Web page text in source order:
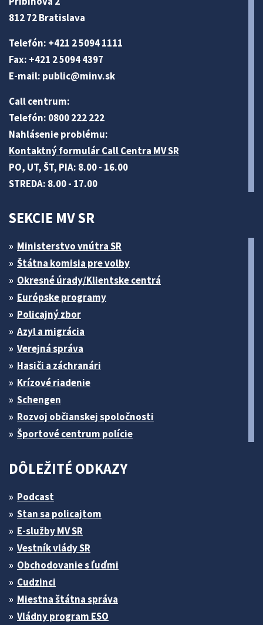
812 72 Bratislava
Telefón: +421 2 5094 1111
Fax: +421 2 5094 4397
E-mail: public@minv.sk
Call centrum:
Telefón: 0800 222 222
Nahlásenie problému:
Kontaktný formulár Call Centra MV SR
PO, UT, ŠT, PIA: 8.00 - 16.00
STREDA: 8.00 - 17.00
SEKCIE MV SR
Ministerstvo vnútra SR
Štátna komisia pre volby
Okresné úrady/Klientske centrá
Európske programy
Policajný zbor
Azyl a migrácia
Verejná správa
Hasiči a záchranári
Krízové riadenie
Schengen
Rozvoj občianskej spoločnosti
Športové centrum polície
DÔLEŽITÉ ODKAZY
Podcast
Stan sa policajtom
E-služby MV SR
Vestník vlády SR
Obchodovanie s ľuďmi
Cudzinci
Miestna štátna správa
Vládny program ESO